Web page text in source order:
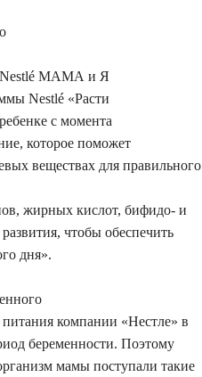
Nestlé МАМА и Я
Nestlé «Расти
с момента
которое поможет
веществах для правильного
жирных кислот, бифидо- и
чтобы обеспечить
дня».
компании «Нестле» в
беременности. Поэтому
мамы поступали такие